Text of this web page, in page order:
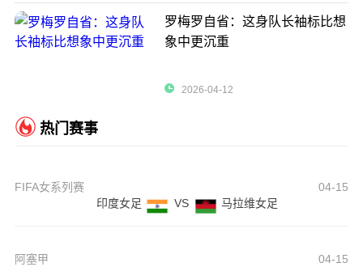
罗梅罗自省：这身队长袖标比想
象中更沉重
2026-04-12
热门赛事
FIFA女系列赛
04-15
印度女足
VS 马拉维女足
阿塞甲
04-15